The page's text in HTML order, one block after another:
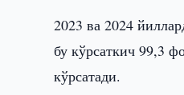
2023 ва 2024
бу кўрсаткич 99,3
кўрсатади.